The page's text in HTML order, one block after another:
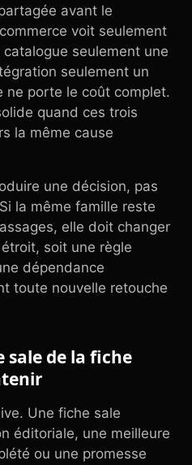
avant le
voit seulement
seulement une
seulement un
ne porte le coût complet.
quand ces trois
la même cause
une décision, pas
la même famille reste
elle doit changer
soit une règle
dépendance
toute nouvelle retouche
de la fiche
Une fiche sale
éditoriale, une meilleure
ou une promesse